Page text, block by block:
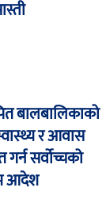
बालबालिकाको
र आवास
गर्न सर्वोच्चको
आदेश